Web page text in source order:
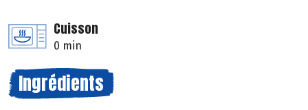
Cuisson
0 min
Ingrédients